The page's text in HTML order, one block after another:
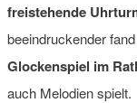
freistehende
beeindruckender
Glockenspiel im
auch Melodien spielt.